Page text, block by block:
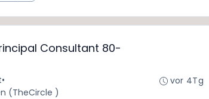
Consultant 80-
•
(TheCircle )
vor 4Tg